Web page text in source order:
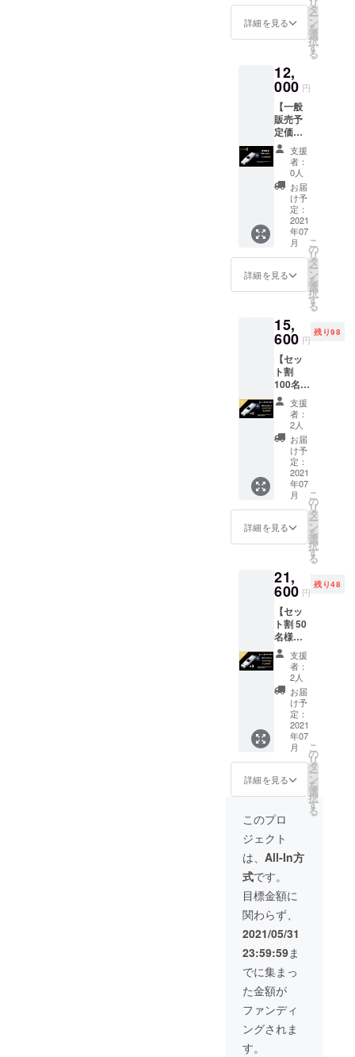
材の供
給状
合等に
より出
荷時期
が遅れ
る場合
があり
ます。
より下
がる可
※デザイ
ン・仕
様は変
更にな
る可能
性もご
ざいま
す。ご
了承く
ださ
い。 ※
ご注文
状況、
使用部
材の供
給状
況、製
より出
荷時期
が遅れ
る場合
があり
ます。
販売予
定価格
12,000
円］の
Fで
9,600円
の
USBtou
ch1つ ※
皆様の
応援購
入によ
り量産
効率が
向上し
た場
合、正
規販売
価格が
販売予
定価格
ござい
ます。
※デザイ
ン・仕
様は変
更にな
る可能
性もご
ざいま
す。ご
了承く
ださ
い。 ※
ご注文
状況、
使用部
材の供
上の都
合等に
より出
荷時期
が遅れ
る場合
があり
ます。
詳細を見る
タ
ー
ン
を
選
択
す
る
12,
000 円
【一般
販売予
定価
格】
USBtou
ch 1つ
［一般
販売予
定価格
12,000
円］ ※
皆様の
応援購
入によ
り量産
効率が
た場
合、正
規販売
価格が
販売予
定価格
より下
がる可
能性も
ござい
ます。
※デザイ
ン・仕
様は変
更にな
る可能
性もご
ださ
い。 ※
ご注文
状況、
使用部
材の供
給状
況、製
造工程
上の都
合等に
より出
荷時期
が遅れ
る場合
があり
ます。
USBtou
ch 1つ
［一般
定価格
12,000
円］ ※
皆様の
応援購
入によ
り量産
効率が
た場
合、正
規販売
価格が
販売予
定価格
より下
支援
者：
0人
お届
け予
定：
2021
年07
月
詳細を見る
こ
の
リ
タ
ー
ン
を
選
択
す
る
15,
600 円
残り98
【セッ
ト割
100名様
限定
35％OF
USBtou
ch×2
USBtou
ch 2つ
［一般
販売予
定価格
12,000
円］の
35％OF
7,800円
の
USBtou
ch2つ ※
皆様の
応援購
入によ
り量産
効率が
向上し
た場
合、正
規販売
価格が
販売予
定価格
より下
ござい
ます。
※デザイ
ン・仕
様は変
更にな
る可能
性もご
ざいま
す。ご
了承く
ださ
い。 ※
ご注文
状況、
使用部
材の供
給状
支援
者：
2人
お届
け予
定：
2021
年07
月
詳細を見る
こ
の
リ
タ
ー
ン
を
選
択
す
る
21,
600 円
残り48
【セッ
ト割 50
名様限
定
40％OF
USBtou
ch×3
USBtou
ch 3つ
［一般
販売予
定価格
12,000
円］の
40％OF
Fで
7,200円
の
USBtou
ch3つ ※
皆様の
応援購
入によ
り量産
効率が
向上し
た場
合、正
規販売
価格が
販売予
定価格
より下
支援
者：
2人
お届
け予
定：
2021
年07
月
詳細を見る
こ
の
リ
タ
ー
ン
を
選
択
す
る
このプロ
ジェクト
は、 All-In方
式です。
目標金額に
関わらず、
2021/05/31
23:59:59ま
でに集まっ
た金額が
ファンディ
ングされま
す。